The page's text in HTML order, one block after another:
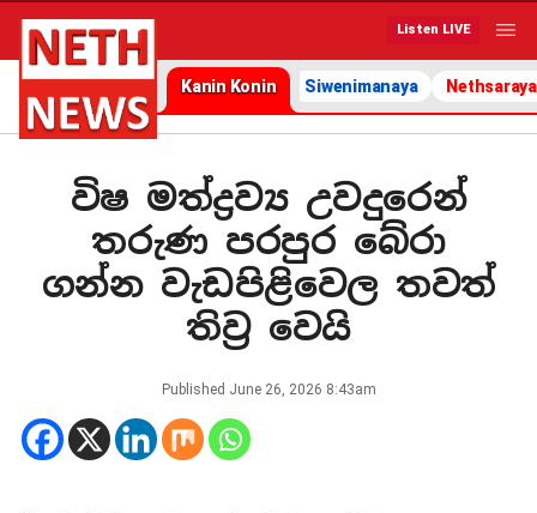
Listen LIVE
Kanin Konin Siwenimanaya Nethsaraya
විෂ මත්ද්‍රව්‍ය උවදුරෙන්
තරුණ පරපුර බේරා
ගන්න වැඩපිළිවෙල තවත්
තිව්‍ර වෙයි
Published June 26, 2026 8:43am